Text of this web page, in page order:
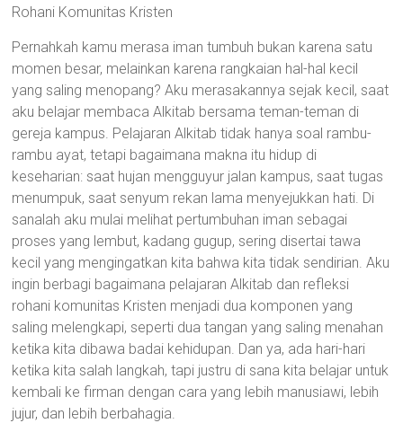
Rohani Komunitas Kristen
Pernahkah kamu merasa iman tumbuh bukan karena satu
momen besar, melainkan karena rangkaian hal-hal kecil
yang saling menopang? Aku merasakannya sejak kecil, saat
aku belajar membaca Alkitab bersama teman-teman di
gereja kampus. Pelajaran Alkitab tidak hanya soal rambu-
rambu ayat, tetapi bagaimana makna itu hidup di
keseharian: saat hujan mengguyur jalan kampus, saat tugas
menumpuk, saat senyum rekan lama menyejukkan hati. Di
sanalah aku mulai melihat pertumbuhan iman sebagai
proses yang lembut, kadang gugup, sering disertai tawa
kecil yang mengingatkan kita bahwa kita tidak sendirian. Aku
ingin berbagi bagaimana pelajaran Alkitab dan refleksi
rohani komunitas Kristen menjadi dua komponen yang
saling melengkapi, seperti dua tangan yang saling menahan
ketika kita dibawa badai kehidupan. Dan ya, ada hari-hari
ketika kita salah langkah, tapi justru di sana kita belajar untuk
kembali ke firman dengan cara yang lebih manusiawi, lebih
jujur, dan lebih berbahagia.